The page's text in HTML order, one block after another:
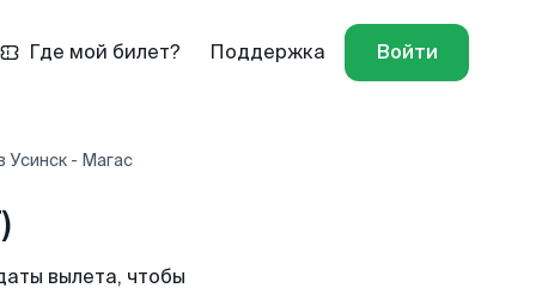
Где мой билет? Поддержка Войти
Усинск - Магас
вылета, чтобы